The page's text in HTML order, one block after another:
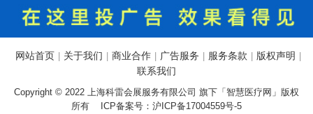
网站首页 关于我们 商业合作 广告服务 服务条款 版权声明
联系我们
Copyright © 2022 上海科雷会展服务有限公司 旗下「智慧医疗网」版权
所有 ICP备案号： 沪ICP备17004559号-5